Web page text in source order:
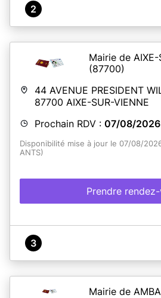
2
Mairie de AIXE-
(87700)
44 AVENUE PRESIDENT
87700 AIXE-SUR-VIENNE
Prochain RDV : 07/08/2026
Disponibilité mise à jour le 07/08/
ANTS)
Prendre
3
Mairie de